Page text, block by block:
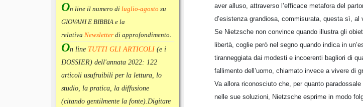
On line il numero di luglio-agosto su
GIOVANI E BIBBIA e la
relativa Newsletter di approfondimento.
On line TUTTI GLI ARTICOLI (e i
DOSSIER) dell'annata 2022: 122
articoli usufruibili per la lettura, lo
studio, la pratica, la diffusione
(citando gentilmente la fonte).Digitare
aver alluso, attraverso l’efficace metafora del
d’esistenza grandiosa, commisurata, questa sì, al
Se Nietzsche non convince quando illustra gli
libertà, coglie però nel segno quando indica in
tiranneggiata dai modesti e incoerenti bagliori di
fallimento dell’uomo, chiamato invece a vivere di
Va allora riconosciuto che, per quanto
nelle sue soluzioni, Nietzsche esprime in modo